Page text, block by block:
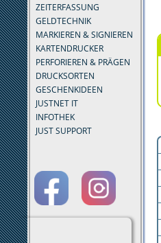
ZEITERFASSUNG
GELDTECHNIK
MARKIEREN & SIGNIEREN
KARTENDRUCKER
PERFORIEREN & PRÄGEN
DRUCKSORTEN
GESCHENKIDEEN
JUSTNET IT
INFOTHEK
JUST SUPPORT